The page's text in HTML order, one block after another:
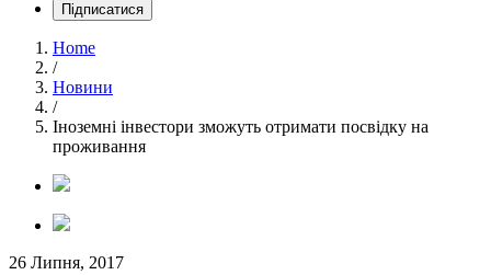
Підписатися
Home
/
Новини
/
Іноземні інвестори зможуть отримати посвідку на
проживання
26 Липня, 2017